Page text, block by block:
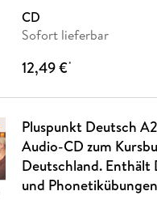
CD
Sofort lieferbar
12,49 €*
Pluspunkt Deutsch
Audio-CD zum
Deutschland.
und Phonetikübungen